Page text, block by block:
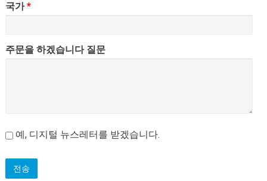
국가*
주문을 하겠습니다 질문
nieuwsbrief
예, 디지털 뉴스레터를 받겠습니다.